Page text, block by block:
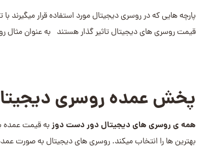
پارچه هایی که در روسری دیجیتال مورد استفاده قرار میگیرند
قیمت روسری های دیجیتال تاثیر گذار هستند به عنوان مثال
پخش عمده روسری
همه ی روسری های دیجیتال دور دست دوزبه قیمت عمده
بهترین ها را انتخاب میکند. روسری های دیجیتال به صورت